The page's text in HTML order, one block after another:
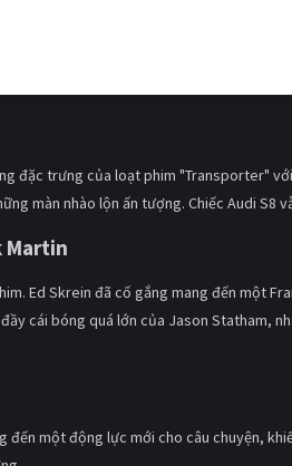
đặc trưng của loạt phim "Transporter"
màn nhào lộn ấn tượng. Chiếc Audi S8
Martin
Ed Skrein đã cố gắng mang đến một
cái bóng quá lớn của Jason Statham,
đến một động lực mới cho câu chuyện,